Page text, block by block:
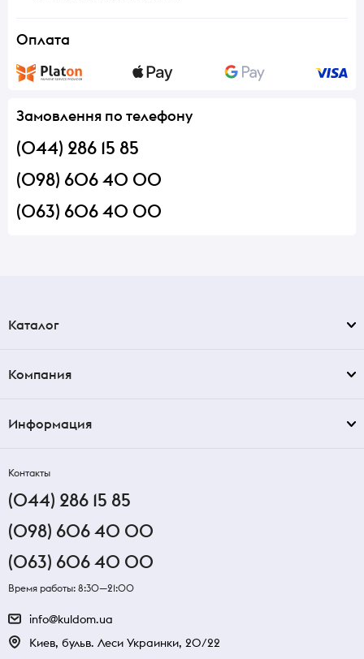
Оплата
Замовлення по телефону
(044) 286 15 85
(098) 606 40 00
(063) 606 40 00
Каталог
Компания
Информация
Контакты
(044) 286 15 85
(098) 606 40 00
(063) 606 40 00
Время работы: 8:30—21:00
info@kuldom.ua
Киев, бульв. Леси Украинки, 20/22